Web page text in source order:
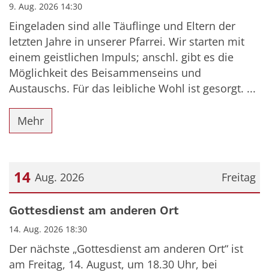
9. Aug. 2026 14:30
Eingeladen sind alle Täuflinge und Eltern der
letzten Jahre in unserer Pfarrei. Wir starten mit
einem geistlichen Impuls; anschl. gibt es die
Möglichkeit des Beisammenseins und
Austauschs. Für das leibliche Wohl ist gesorgt. ...
Mehr
Freitag
14 Aug. 2026
Datum: 14. August 2026
Gottesdienst am anderen Ort
14. Aug. 2026 18:30
Der nächste „Gottesdienst am anderen Ort“ ist
am Freitag, 14. August, um 18.30 Uhr, bei